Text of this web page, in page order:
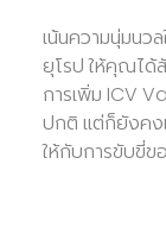
เน้นความนุ่มนว
ยุโรป ให้คุณได้
การเพิ่ม ICV
ปกติ แต่ก็ยังคง
ให้กับการขับขี่